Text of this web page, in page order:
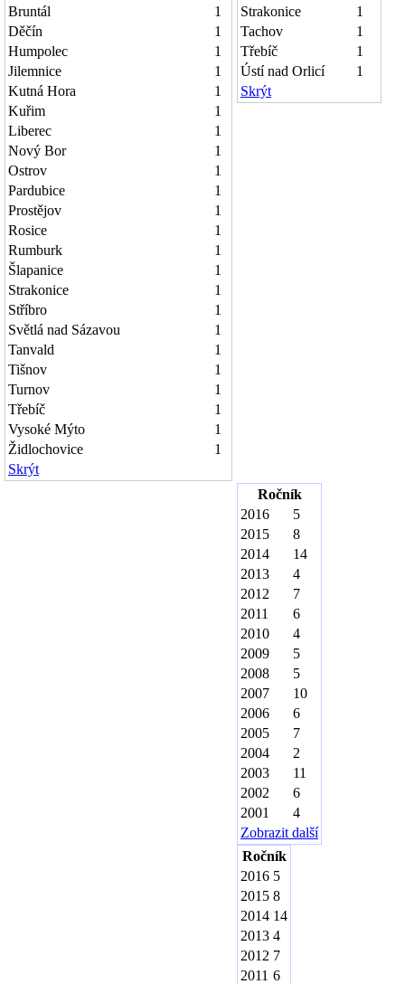
Bruntál
1
Děčín
1
Humpolec
1
Jilemnice
1
Kutná Hora
1
Kuřim
1
Liberec
1
Nový Bor
1
Ostrov
1
Pardubice
1
Prostějov
1
Rosice
1
Rumburk
1
Šlapanice
1
Strakonice
1
Stříbro
1
Světlá nad Sázavou
1
Tanvald
1
Tišnov
1
Turnov
1
Třebíč
1
Vysoké Mýto
1
Židlochovice
1
Skrýt
Strakonice
1
Tachov
1
Třebíč
1
Ústí nad Orlicí
1
Skrýt
Ročník
2016
5
2015
8
2014
14
2013
4
2012
7
2011
6
2010
4
2009
5
2008
5
2007
10
2006
6
2005
7
2004
2
2003
11
2002
6
2001
4
Zobrazit další
Ročník
2016 5
2015 8
2014 14
2013 4
2012 7
2011 6